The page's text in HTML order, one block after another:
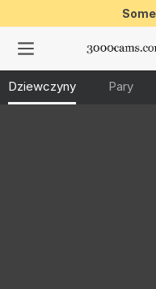
Dziewczyny Pary